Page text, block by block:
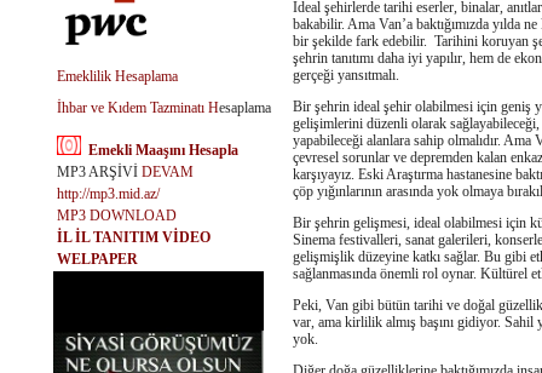
Emeklilik Hesaplama
İhbar ve Kıdem Tazminatı Hesaplama
Emekli Maaşını Hesapla
MP3 ARŞİVİ DEVAM
http://mp3.mid.az/
MP3 DOWNLOAD
İL İL TANITIM VİDEO
WELPAPER
İdeal şehirlerde tarihi eserler, binalar,
bakabilir. Ama Van’a baktığımızda yılda
bir şekilde fark edebilir. Tarihini koruyan
şehrin tanıtımı daha iyi yapılır, hem de
gerçeği yansıtmalı.
Bir şehrin ideal şehir olabilmesi için geniş
gelişimlerini düzenli olarak
yapabileceği alanlara sahip olmalıdır. Ama
çevresel sorunlar ve depremden kalan
karşıyayız. Eski Araştırma hastanesine
çöp yığınlarının arasında yok olmaya
Bir şehrin gelişmesi, ideal olabilmesi için
Sinema festivalleri, sanat galerileri,
gelişmişlik düzeyine katkı sağlar. Bu gibi
sağlanmasında önemli rol oynar. Kültürel
Peki, Van gibi bütün tarihi ve doğal
var, ama kirlilik almış başını gidiyor.
yok.